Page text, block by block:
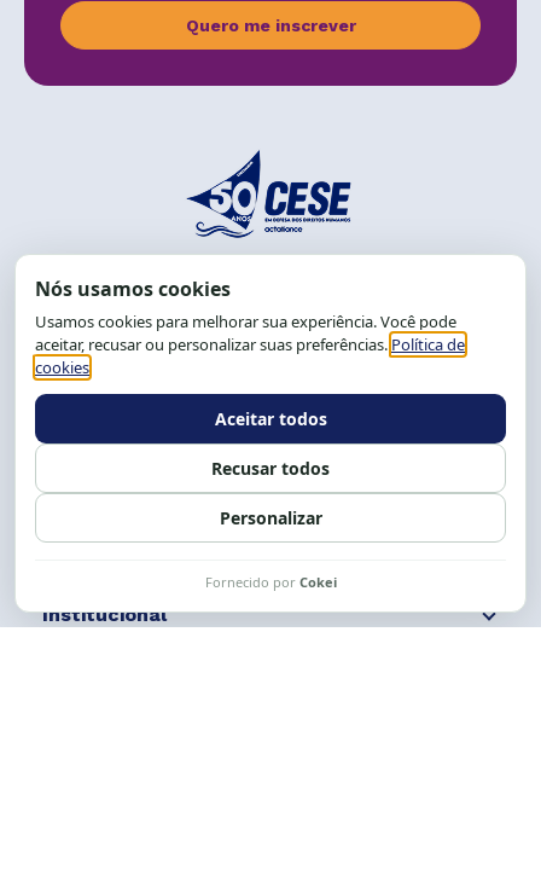
Quero me inscrever
End.: R. da Graça, 150. Graça
CEP: 40.150-055
Salvador-BA, Brasil.
Tel.: (71) 2104-5457, Cel.: (71) 9 9239-2104 ou 2105
Expediente: 8h às 12h e 13 às 17h.
Siga nossas redes Fale conosco
Institucional